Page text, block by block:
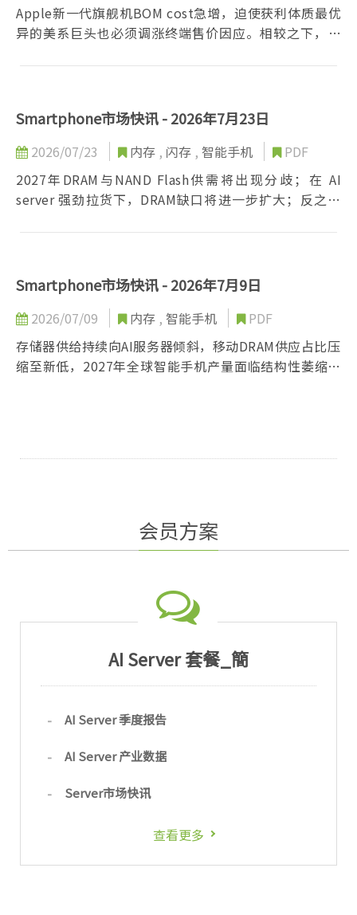
Apple新一代旗舰机BOM cost急增，迫使获利体质最优
异的美系巨头也必须调涨终端售价因应。相较之下，对
峻。这波成本风暴不仅牵动短期新机定价，更可能重新
Smartphone市场快讯 - 2026年7月23日
2026/07/23 内存 , 闪存 , 智能手机
PDF
2027年DRAM与NAND Flash供需将出现分歧；在 AI
server 强劲拉货下，DRAM缺口将进一步扩大；反之，
下，sufficiency ratio有望由负转正，并于2H27面临价
产品整体成本的舒缓仍相当有限。整体而言，2027年价
格走势仍充满变数。
Smartphone市场快讯 - 2026年7月9日
2026/07/09 内存 , 智能手机
PDF
存储器供给持续向AI服务器倾斜，移动DRAM供应占比压
缩至新低，2027年全球智能手机产量面临结构性萎缩，
会员方案
AI Server 套餐_簡
AI Server 季度报告
AI Server 产业数据
Server市场快讯
查看更多